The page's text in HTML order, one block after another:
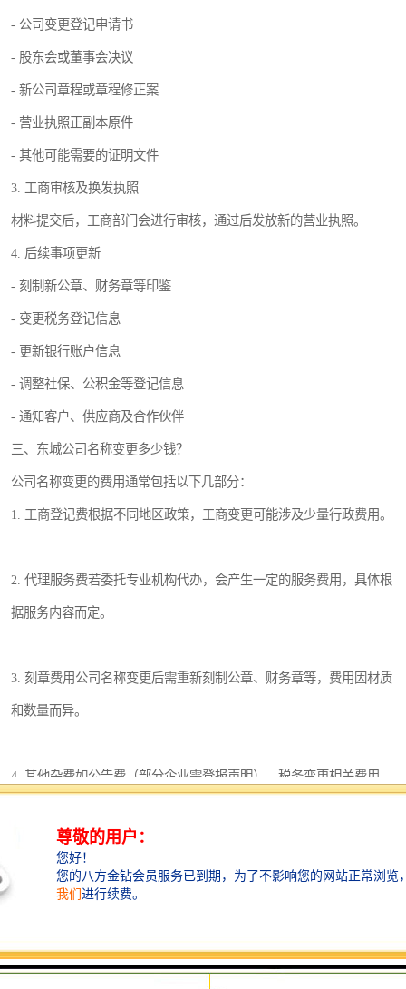
- 公司变更登记申请书
- 股东会或董事会决议
- 新公司章程或章程修正案
- 营业执照正副本原件
- 其他可能需要的证明文件
3. 工商审核及换发执照
材料提交后，工商部门会进行审核，通过后发放新的营业执照。
4. 后续事项更新
- 刻制新公章、财务章等印鉴
- 变更税务登记信息
- 更新银行账户信息
- 调整社保、公积金等登记信息
- 通知客户、供应商及合作伙伴
三、东城公司名称变更多少钱？
公司名称变更的费用通常包括以下几部分：
1. 工商登记费根据不同地区政策，工商变更可能涉及少量行政费用。
2. 代理服务费若委托专业机构代办，会产生一定的服务费用，具体根
据服务内容而定。
3. 刻章费用公司名称变更后需重新刻制公章、财务章等，费用因材质
和数量而异。
4. 其他杂费如公告费（部分企业需登报声明）、税务变更相关费用
由于不同企业的具体情况不同，费用也会有所差异。
建议企业提前咨询专业服务机构，获取精准报价。
程而延误时间或出现疏漏。